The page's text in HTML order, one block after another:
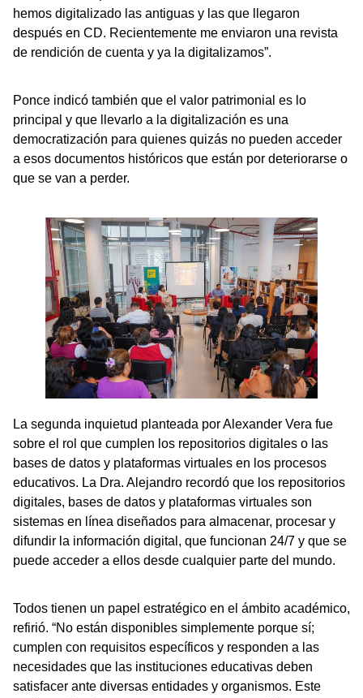
hemos digitalizado las antiguas y las que llegaron
después en CD. Recientemente me enviaron una revista
de rendición de cuenta y ya la digitalizamos”.
Ponce indicó también que el valor patrimonial es lo
principal y que llevarlo a la digitalización es una
democratización para quienes quizás no pueden acceder
a esos documentos históricos que están por deteriorarse o
que se van a perder.
La segunda inquietud planteada por Alexander Vera fue
sobre el rol que cumplen los repositorios digitales o las
bases de datos y plataformas virtuales en los procesos
educativos. La Dra. Alejandro recordó que los repositorios
digitales, bases de datos y plataformas virtuales son
sistemas en línea diseñados para almacenar, procesar y
difundir la información digital, que funcionan 24/7 y que se
puede acceder a ellos desde cualquier parte del mundo.
Todos tienen un papel estratégico en el ámbito académico,
refirió. “No están disponibles simplemente porque sí;
cumplen con requisitos específicos y responden a las
necesidades que las instituciones educativas deben
satisfacer ante diversas entidades y organismos. Este